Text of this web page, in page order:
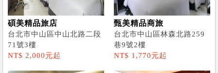
碩美精品旅店
台北市中山區中山北路二段
71號3樓
NT$ 2,000元起
甄美精品商旅
台北市中山區林森北路259
巷9號2樓
NT$ 1,770元起